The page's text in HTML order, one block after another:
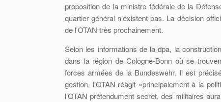
proposition de la ministre fédérale de la
quartier général n’existent pas. La décision
de l’OTAN très prochainement.
Selon les informations de la dpa, la
dans la région de Cologne-Bonn où se
forces armées de la Bundeswehr. Il est
gestion, l’OTAN réagit «principalement à la
l’OTAN prétendument secret, des militaires